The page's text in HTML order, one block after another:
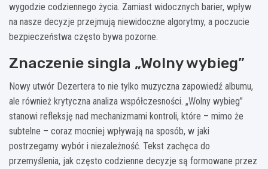
wygodzie codziennego życia. Zamiast widocznych barier, wpływ
na nasze decyzje przejmują niewidoczne algorytmy, a poczucie
bezpieczeństwa często bywa pozorne.
Znaczenie singla „Wolny wybieg”
Nowy utwór Dezertera to nie tylko muzyczna zapowiedź albumu,
ale również krytyczna analiza współczesności. „Wolny wybieg”
stanowi refleksję nad mechanizmami kontroli, które – mimo że
subtelne – coraz mocniej wpływają na sposób, w jaki
postrzegamy wybór i niezależność. Tekst zachęca do
przemyślenia, jak często codzienne decyzje są formowane przez